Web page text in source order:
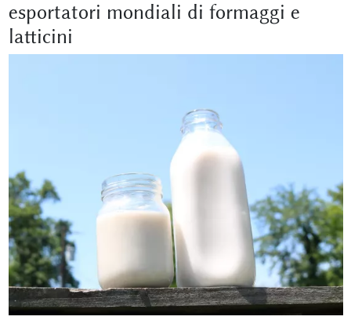
esportatori mondiali di formaggi e
latticini